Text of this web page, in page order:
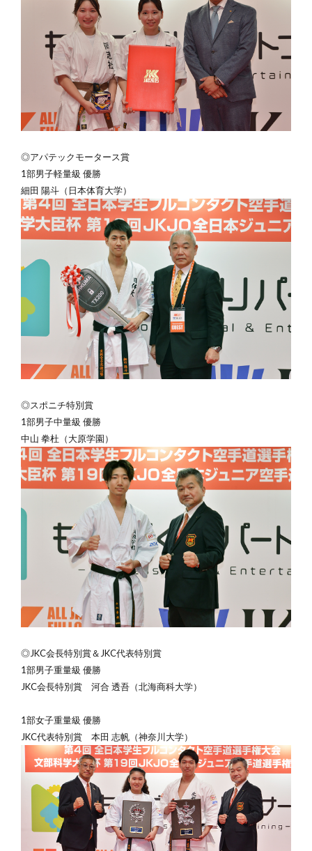
◎アパテックモータース賞
1部男子軽量級 優勝
細田 陽斗（日本体育大学）
◎スポニチ特別賞
1部男子中量級 優勝
中山 拳杜（大原学園）
◎JKC会長特別賞＆JKC代表特別賞
1部男子重量級 優勝
JKC会長特別賞 河合 透吾（北海商科大学）
1部女子重量級 優勝
JKC代表特別賞 本田 志帆（神奈川大学）